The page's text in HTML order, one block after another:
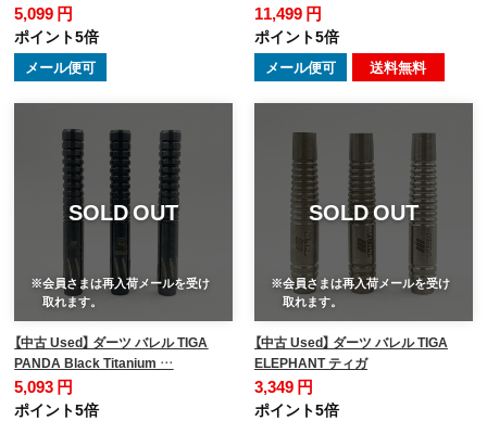
5,099 円
ポイント5倍
メール便可
11,499 円
ポイント5倍
メール便可 送料無料
SOLD OUT
※会員さまは再入荷メールを受け
取れます。
【中古 Used】 ダーツ バレル TIGA
PANDA Black Titanium …
5,093 円
ポイント5倍
SOLD OUT
※会員さまは再入荷メールを受け
取れます。
【中古 Used】 ダーツ バレル TIGA
ELEPHANT ティガ
3,349 円
ポイント5倍